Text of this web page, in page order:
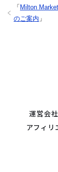
「 Milton
のご案内 」
運営会
アフィリ